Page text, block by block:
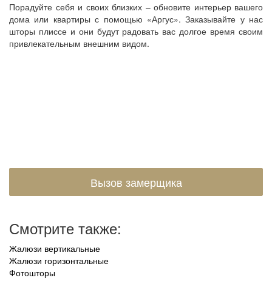
Порадуйте себя и своих близких – обновите интерьер вашего
дома или квартиры с помощью «Аргус». Заказывайте у нас
шторы плиссе и они будут радовать вас долгое время своим
привлекательным внешним видом.
Вызов замерщика
Смотрите также:
Жалюзи вертикальные
Жалюзи горизонтальные
Фотошторы